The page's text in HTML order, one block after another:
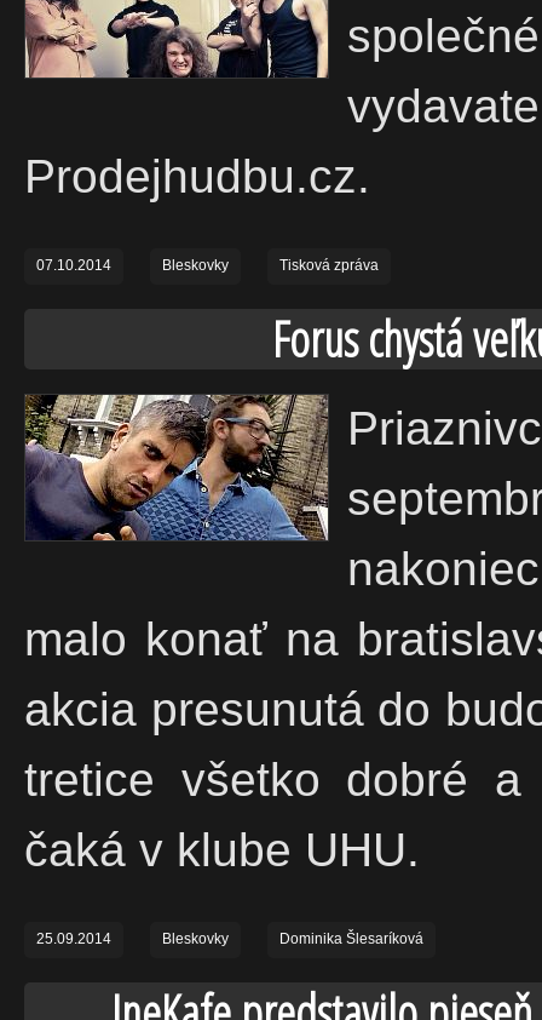
Prodejhudbu.cz.
07.10.2014 Bleskovky Tisková zpráva
Forus chystá
malo konať na
akcia presunutá do
tretice všetko dobré
čaká v klube UHU.
25.09.2014 Bleskovky Dominika Šlesaríková